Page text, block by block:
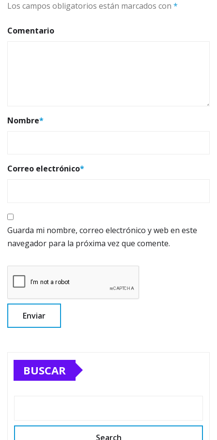
Los campos obligatorios están marcados con *
Comentario
Nombre*
Correo electrónico*
Guarda mi nombre, correo electrónico y web en este
navegador para la próxima vez que comente.
BUSCAR
Search